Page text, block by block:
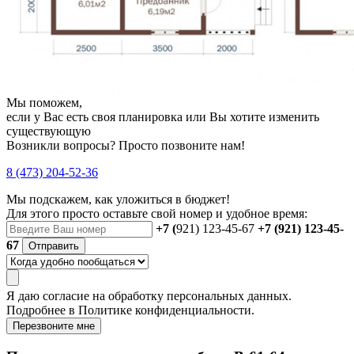
Мы поможем,
если у Вас есть своя планировка или Вы хотите изменить
существующую
Возникли вопросы? Просто позвоните нам!
8 (473) 204-52-36
Мы подскажем, как уложиться в бюджет!
Для этого просто оставьте свой номер и удобное время:
+7 (921) 123-45-67 +7 (921) 123-45-
67
Отправить
Я даю согласие на обработку персональных данных.
Подробнее в Политике конфиденциальности.
Перезвоните мне